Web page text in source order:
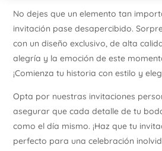
No dejes que un elemento tan
invitación pase desapercibido.
con un diseño exclusivo, de alta
alegría y la emoción de este
¡Comienza tu historia con estilo y
Opta por nuestras invitaciones
asegurar que cada detalle de tu
como el día mismo. ¡Haz que tu
perfecto para una celebración